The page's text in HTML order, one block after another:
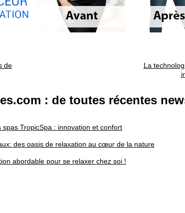
de
La
: de toutes récentes
TropicSpa : innovation et confort
des oasis de relaxation au cœur de la nature
abordable pour se relaxer chez soi !